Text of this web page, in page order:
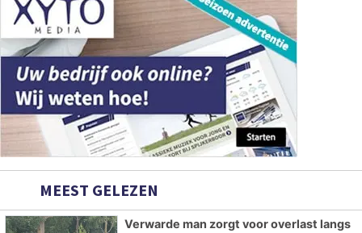
MEEST GELEZEN
Verwarde man zorgt voor overlast langs